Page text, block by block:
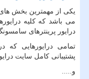
یکی از مهمترین بخش
می باشد که کلیه
درایور پرینترهای
تمامی درایورهایی که
پشتیبانی کامل سایت
و.....